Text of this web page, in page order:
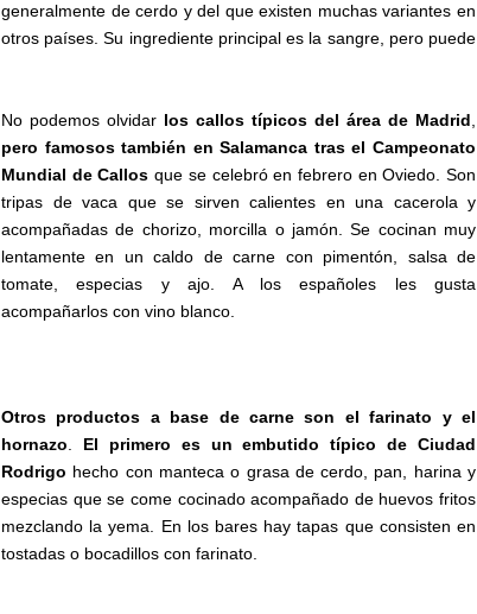
generalmente de cerdo y del que existen muchas variantes en
otros países. Su ingrediente principal es la sangre, pero puede
No podemos olvidar los callos típicos del área de Madrid
pero famosos también en Salamanca tras el Campeonato
Mundial de Callos que se celebró en febrero en Oviedo. Son
tripas de vaca que se sirven calientes en una cacerola y
acompañadas de chorizo, morcilla o jamón. Se cocinan muy
lentamente en un caldo de carne con pimentón, salsa de
tomate, especias y ajo. A los españoles les gusta
acompañarlos con vino blanco.
Otros productos a base de carne son el farinato y el
hornazo
El primero es un embutido típico de Ciudad
Rodrigo hecho con manteca o grasa de cerdo, pan, harina y
especias que se come cocinado acompañado de huevos fritos
mezclando la yema. En los bares hay tapas que consisten en
tostadas o bocadillos con farinato.